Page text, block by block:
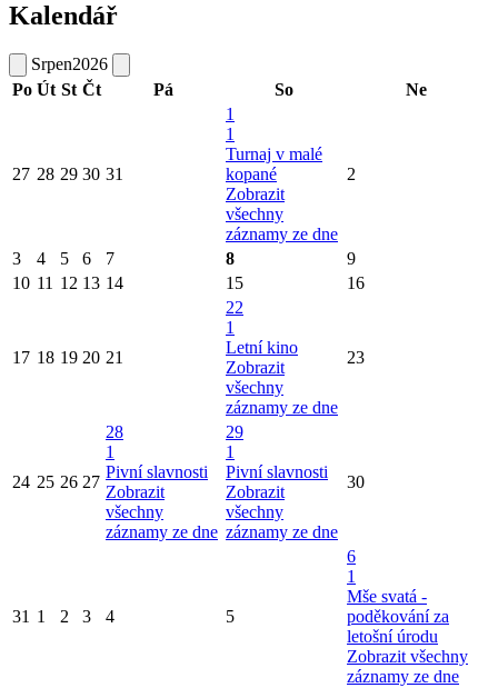
Kalendář
Srpen2026
Po Út St Čt Pá So Ne
27 28 29 30 31
1
1
Turnaj v malé
kopané
Zobrazit
všechny
záznamy ze dne
2
3 4 5 6 7 8
9
10 11 12 13 14 15 16
17 18 19 20 21
22
1
Letní kino
Zobrazit
všechny
záznamy ze dne
23
24 25 26 27
28
1
Pivní slavnosti
Zobrazit
všechny
záznamy ze dne
29
1
Pivní slavnosti
Zobrazit
všechny
záznamy ze dne
30
31 1 2 3 4 5
6
1
Mše svatá -
poděkování za
letošní úrodu
Zobrazit všechny
záznamy ze dne